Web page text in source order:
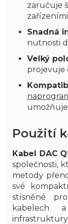
zaručuje
Snadná
nutnosti
Velký
projevuje
Použití
Kabel DAC
společnosti,
metody
své
stísněné
kabelech